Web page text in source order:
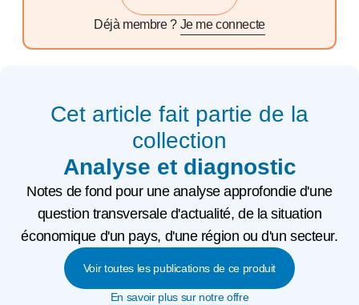
Déjà membre ? Je me connecte
Cet article fait partie de la
collection
Analyse et diagnostic
Notes de fond pour une analyse approfondie d'une
question transversale d'actualité, de la situation
économique d'un pays, d'une région ou d'un secteur.
Voir toutes les publications de ce produit
En savoir plus sur notre offre